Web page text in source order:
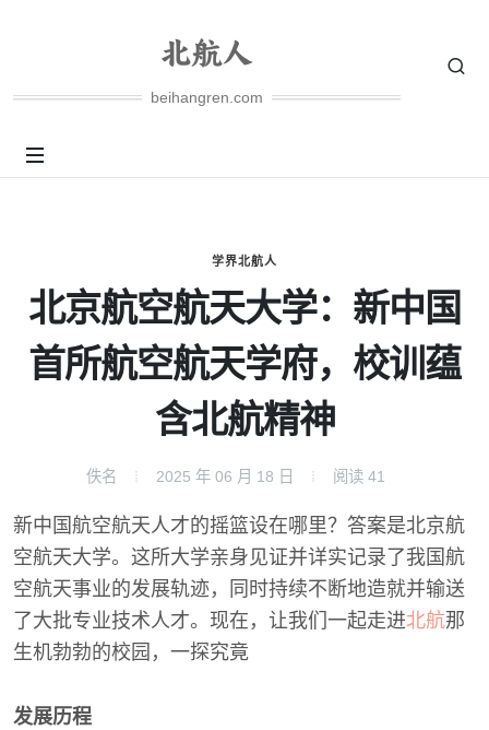
beihangren.com
学界北航人
北京航空航天大学：新中国
首所航空航天学府，校训蕴
含北航精神
佚名 2025 年 06 月 18 日 阅读 41
新中国航空航天人才的摇篮设在哪里？答案是北京航
空航天大学。这所大学亲身见证并详实记录了我国航
空航天事业的发展轨迹，同时持续不断地造就并输送
了大批专业技术人才。现在，让我们一起走进北航那
生机勃勃的校园，一探究竟
发展历程